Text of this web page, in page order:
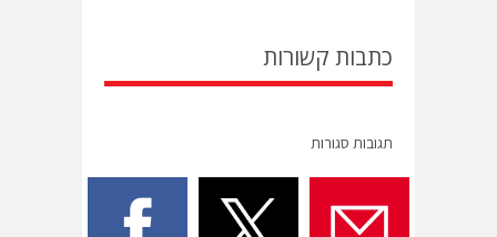
כתבות קשורות
תגובות סגורות